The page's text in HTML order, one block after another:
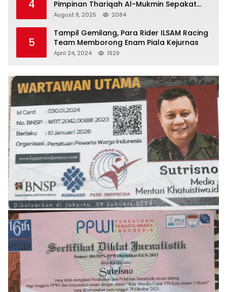
4
Pimpinan Thariqah Al-Mukmin Sepakat
Jaga Umat
August 8, 2025 2084
5
Tampil Gemilang, Para Rider ILSAM Racing
Team Memborong Enam Piala Kejurnas
April 24, 2024 1929